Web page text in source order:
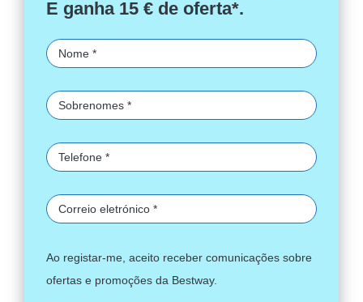
E ganha 15 € de oferta*.
Ao registar-me, aceito receber comunicações sobre
ofertas e promoções da Bestway.